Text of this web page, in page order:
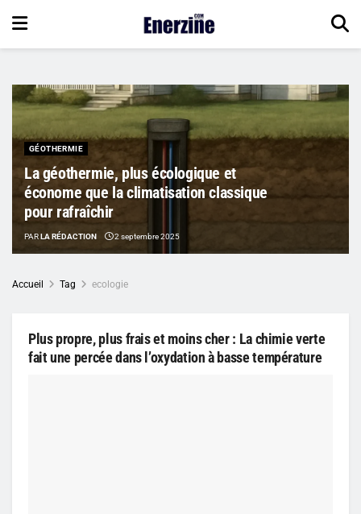
GÉOTHERMIE
La géothermie, plus écologique et
économe que la climatisation classique
pour rafraîchir
PARLA RÉDACTION 2 septembre 2025
Accueil Tag ecologie
Plus propre, plus frais et moins cher : La chimie verte
fait une percée dans l’oxydation à basse température